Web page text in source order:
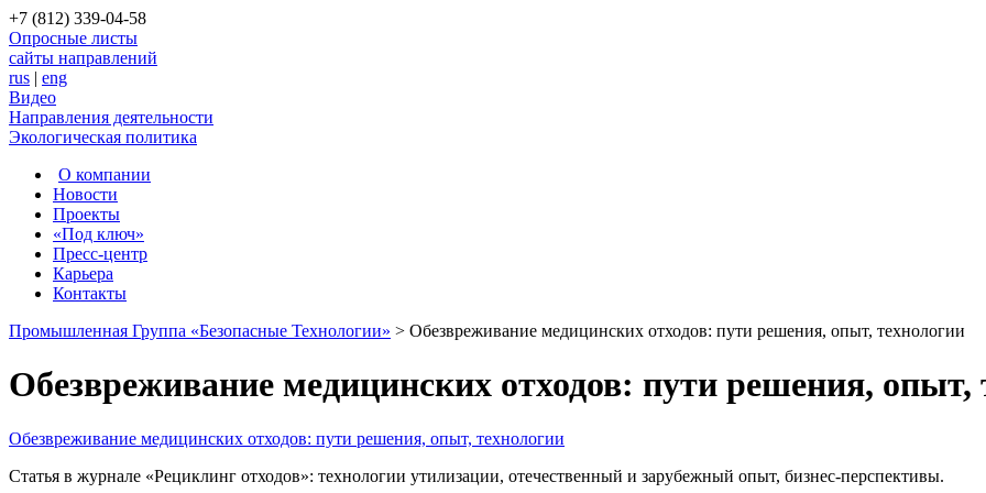
+7 (812) 339-04-58
Опросные листы
сайты направлений
rus | eng
Видео
Направления деятельности
Экологическая политика
О компании
Новости
Проекты
«Под ключ»
Пресс-центр
Карьера
Контакты
Промышленная Группа «Безопасные Технологии» > Обезвреживание медицинских отходов: пути решения, опыт, технологии
Обезвреживание медицинских отходов: пути решения, опыт,
Обезвреживание медицинских отходов: пути решения, опыт, технологии
Статья в журнале «Рециклинг отходов»: технологии утилизации, отечественный и зарубежный опыт, бизнес-перспективы.